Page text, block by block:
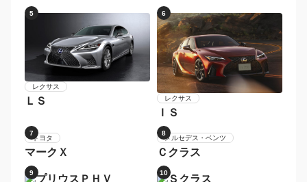
5
レクサス
ＬＳ
6
レクサス
ＩＳ
7 8